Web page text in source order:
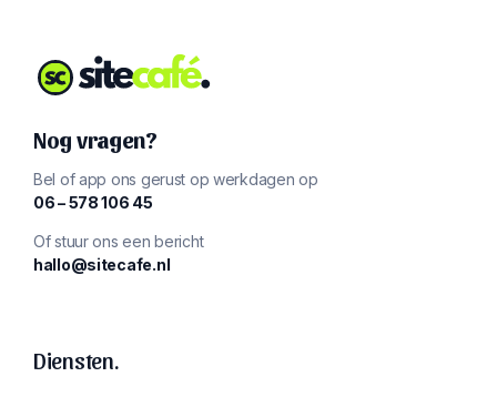
Nog vragen?
Bel of app ons gerust op werkdagen op
‪06 – 578 106 45‬
Of stuur ons een bericht
hallo@sitecafe.nl
Diensten.